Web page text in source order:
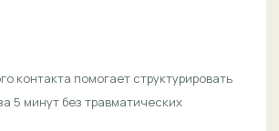
контакта помогает структурировать
5 минут без травматических